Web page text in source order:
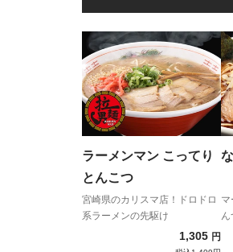
ラーメンマン こってり
とんこつ
宮崎県のカリスマ店！ドロドロ
系ラーメンの先駆け
1,305 円
マ